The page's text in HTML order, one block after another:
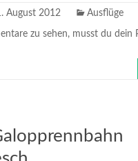
August 2012 Ausflüge
zu sehen, musst du dein